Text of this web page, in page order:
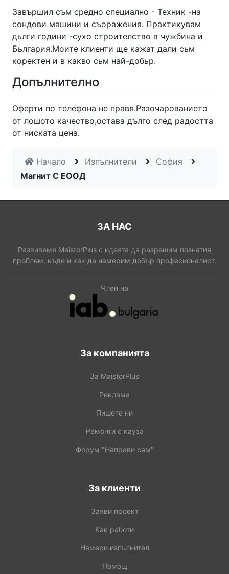
Завършил съм средно специално - Техник -на
сондови машини и съоражения. Практикувам
дьлги години -сухо строителство в чужбина и
Бьлгария.Моите клиенти ще кажат дали сьм
коректен и в какво сьм най-добьр.
Допълнително
Оферти по телефона не правя.Разочарованието
от лошото качество,остава дълго след радостта
от ниската цена.
Начало Изпълнители
София
Магнит С ЕООД
ЗА НАС
Развиваме MaistorPlus с идеята да разрешим познатия
проблем, къде и как да намерим добър професионалист.
Член на
За компанията
За MaistorPlus
Реклама
Пишете ни
Ремонти с кауза
Форум "Направи сам"
За клиенти
Заяви проект
Как работи
Намери изпълнител
Помощ